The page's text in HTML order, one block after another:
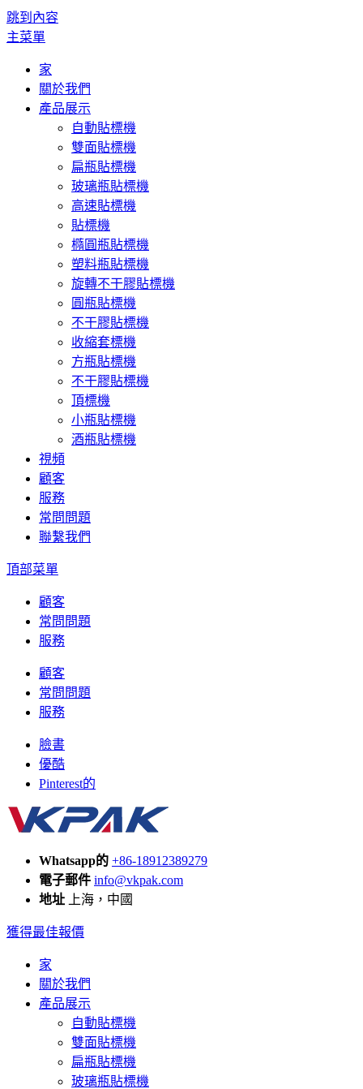
跳到內容
主菜單
家
關於我們
產品展示
自動貼標機
雙面貼標機
扁瓶貼標機
玻璃瓶貼標機
高速貼標機
貼標機
橢圓瓶貼標機
塑料瓶貼標機
旋轉不干膠貼標機
圓瓶貼標機
不干膠貼標機
收縮套標機
方瓶貼標機
不干膠貼標機
頂標機
小瓶貼標機
酒瓶貼標機
視頻
顧客
服務
常問問題
聯繫我們
頂部菜單
顧客
常問問題
服務
顧客
常問問題
服務
臉書
優酷
Pinterest的
Whatsapp的 +86-18912389279
電子郵件 info@vkpak.com
地址 上海，中國
獲得最佳報價
家
關於我們
產品展示
自動貼標機
雙面貼標機
扁瓶貼標機
玻璃瓶貼標機